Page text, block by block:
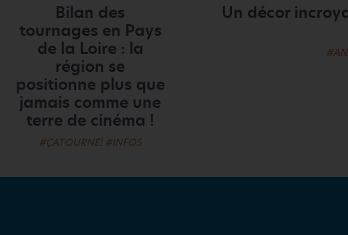
Bilan des
tournages en Pays
de la Loire : la
région se
positionne plus que
jamais comme une
terre de cinéma !
#ÇATOURNE! #INFOS
Un décor